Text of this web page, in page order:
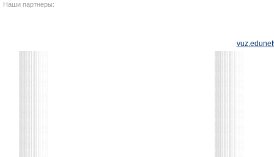
Наши партнеры: